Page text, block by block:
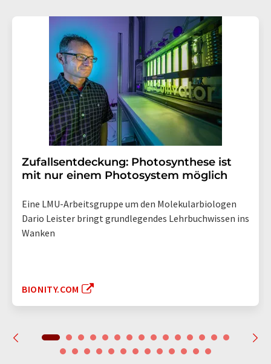
Zufallsentdeckung: Photosynthese ist
mit nur einem Photosystem möglich
Eine LMU-Arbeitsgruppe um den Molekularbiologen
Dario Leister bringt grundlegendes Lehrbuchwissen ins
Wanken
BIONITY.COM